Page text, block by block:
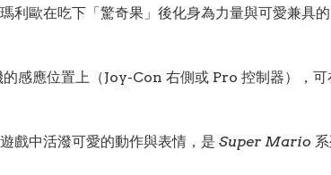
利歐在吃下「驚奇果」後化身為力量與可愛兼具
應位置上（Joy-Con 右側或 Pro 控制器），可
戲中活潑可愛的動作與表情，是 Super Mario